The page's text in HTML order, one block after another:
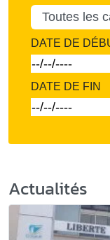
DATE DE
DATE DE FIN
Actualités